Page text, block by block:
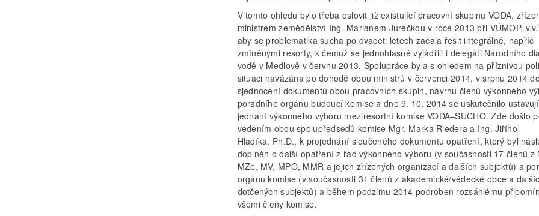
V tomto ohledu bylo třeba oslovit již existující pracovní skupinu VODA,
ministrem zemědělství Ing. Marianem Jurečkou v roce 2013 při VÚMOP,
aby se problematika sucha po dvaceti letech začala řešit integrálně, napříč
zmíněnými resorty, k čemuž se jednohlasně vyjádřili i delegáti Národního
vodě v Medlově v červnu 2013. Spolupráce byla s ohledem na příznivou
situaci navázána po dohodě obou ministrů v červenci 2014, v srpnu 2014
sjednocení dokumentů obou pracovních skupin, návrhu členů výkonného
poradního orgánu budoucí komise a dne 9. 10. 2014 se uskutečnilo
jednání výkonného výboru meziresortní komise VODA–SUCHO. Zde došlo
vedením obou spolupředsedů komise Mgr. Marka Riedera a Ing. Jiřího
Hladíka, Ph.D., k projednání sloučeného dokumentu opatření, který byl
doplněn o další opatření z řad výkonného výboru (v současnosti 17 členů z
MZe, MV, MPO, MMR a jejich zřízených organizací a dalších subjektů) a
orgánu komise (v současnosti 31 členů z akademické/vědecké obce a
dotčených subjektů) a během podzimu 2014 podroben rozsáhlému
všemi členy komise.